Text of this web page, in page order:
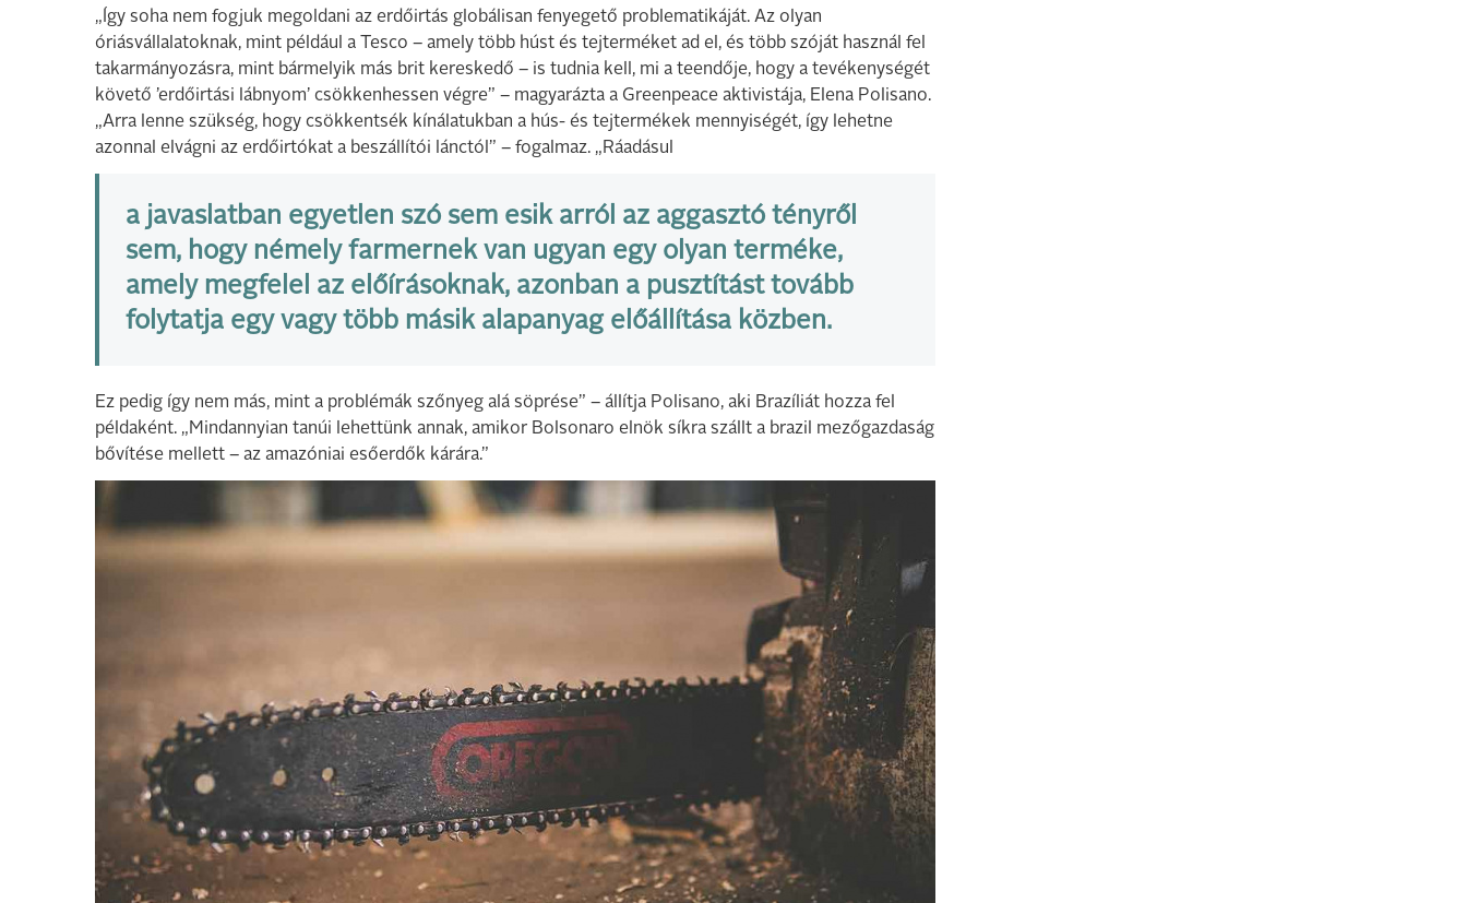
„Így soha nem fogjuk megoldani az erdőirtás globálisan fenyegető problematikáját. Az olyan
óriásvállalatoknak, mint például a Tesco – amely több húst és tejterméket ad el, és több szóját használ fel
takarmányozásra, mint bármelyik más brit kereskedő – is tudnia kell, mi a teendője, hogy a tevékenységét
követő ’erdőirtási lábnyom’ csökkenhessen végre” – magyarázta a Greenpeace aktivistája, Elena Polisano.
„Arra lenne szükség, hogy csökkentsék kínálatukban a hús- és tejtermékek mennyiségét, így lehetne
azonnal elvágni az erdőirtókat a beszállítói lánctól” – fogalmaz. „Ráadásul
a javaslatban egyetlen szó sem esik arról az aggasztó tényről
sem, hogy némely farmernek van ugyan egy olyan terméke,
amely megfelel az előírásoknak, azonban a pusztítást tovább
folytatja egy vagy több másik alapanyag előállítása közben.
Ez pedig így nem más, mint a problémák szőnyeg alá söprése” – állítja Polisano, aki Brazíliát hozza fel
példaként. „Mindannyian tanúi lehettünk annak, amikor Bolsonaro elnök síkra szállt a brazil mezőgazdaság
bővítése mellett – az amazóniai esőerdők kárára.”